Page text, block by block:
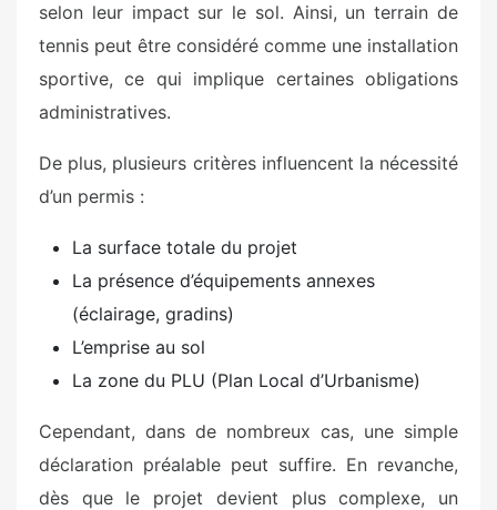
selon leur impact sur le sol. Ainsi, un terrain de
tennis peut être considéré comme une installation
sportive, ce qui implique certaines obligations
administratives.
De plus, plusieurs critères influencent la nécessité
d’un permis :
La surface totale du projet
La présence d’équipements annexes
(éclairage, gradins)
L’emprise au sol
La zone du PLU (Plan Local d’Urbanisme)
Cependant, dans de nombreux cas, une simple
déclaration préalable peut suffire. En revanche,
dès que le projet devient plus complexe, un